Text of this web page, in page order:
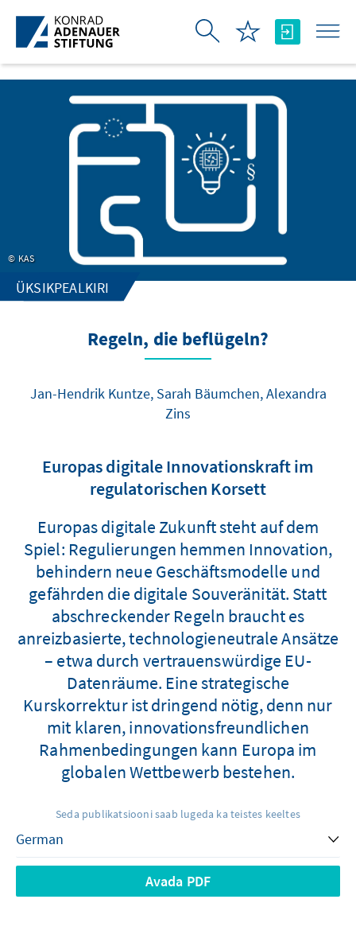
Skip to Main Content
KAS
ÜKSIKPEALKIRI
Regeln, die beflügeln?
Jan-Hendrik Kuntze, Sarah Bäumchen, Alexandra
Zins
Europas digitale Innovationskraft im
regulatorischen Korsett
Europas digitale Zukunft steht auf dem
Spiel: Regulierungen hemmen Innovation,
behindern neue Geschäftsmodelle und
gefährden die digitale Souveränität. Statt
abschreckender Regeln braucht es
anreizbasierte, technologieneutrale Ansätze
– etwa durch vertrauenswürdige EU-
Datenräume. Eine strategische
Kurskorrektur ist dringend nötig, denn nur
mit klaren, innovationsfreundlichen
Rahmenbedingungen kann Europa im
globalen Wettbewerb bestehen.
Seda publikatsiooni saab lugeda ka teistes keeltes
Avada PDF